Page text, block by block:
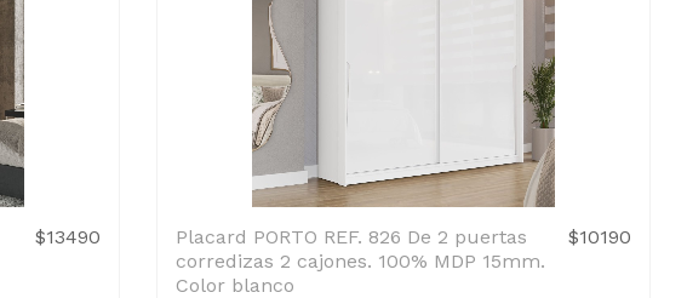
$13490
Placard PORTO REF. 826 De 2 puertas
corredizas 2 cajones. 100% MDP 15mm.
Color blanco
$10190